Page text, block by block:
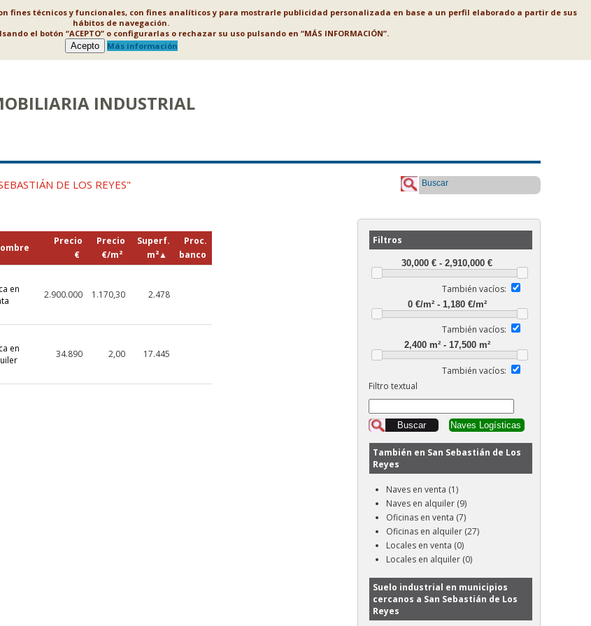
fines técnicos y funcionales, con fines analíticos y para mostrarle publicidad personalizada en base a un perfil elaborado a partir de sus
hábitos de navegación.
el botón “ACEPTO” o configurarlas o rechazar su uso pulsando en “MÁS INFORMACIÓN”.
Acepto
Más información
INDUSTRIAL
DE LOS REYES" Buscar
Precio
€
Precio
€/m²
Superf.
m²▲
Proc.
banco
en
2.900.000 1.170,30 2.478
en
34.890 2,00 17.445
Filtros
También vacíos:
También vacíos:
También vacíos:
Filtro textual
También en San Sebastián de Los
Reyes
Naves en venta (1)
Naves en alquiler (9)
Oficinas en venta (7)
Oficinas en alquiler (27)
Locales en venta (0)
Locales en alquiler (0)
Suelo industrial en municipios
cercanos a San Sebastián de Los
Reyes